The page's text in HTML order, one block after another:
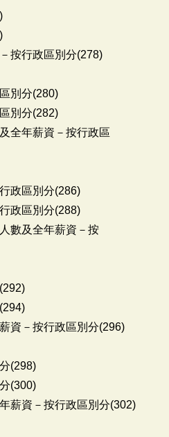
按行政區別分(278)
別分(280)
別分(282)
全年薪資－按行政區
政區別分(286)
政區別分(288)
數及全年薪資－按
資－按行政區別分(296)
(298)
(300)
薪資－按行政區別分(302)